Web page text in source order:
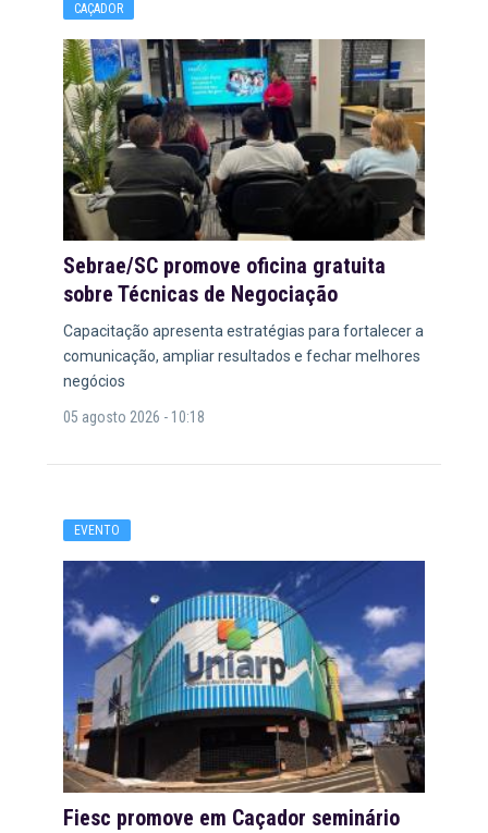
CAÇADOR
Sebrae/SC promove oficina gratuita
sobre Técnicas de Negociação
Capacitação apresenta estratégias para fortalecer a
comunicação, ampliar resultados e fechar melhores
negócios
05 agosto 2026 - 10:18
EVENTO
Fiesc promove em Caçador seminário